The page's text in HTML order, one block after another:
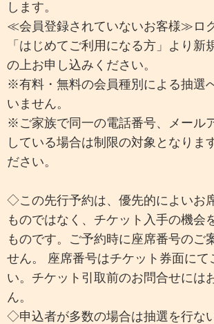
します。
≪会員登録されていないお客様≫ロ
「はじめてご利用になる方」より新
の上お申し込みください。
※有料・無料の会員種別による抽選
いません。
※ご家族で同一の電話番号、メール
している場合は制限の対象となりま
ださい。
◇この先行予約は、優先的によいお
ものではなく、チケット入手の機会
ものです。ご予約時に座席番号のご
せん。 座席番号はチケット券面にて
い。チケット引取前のお問合せには
ん。
◇申込者が多数の場合は抽選を行な